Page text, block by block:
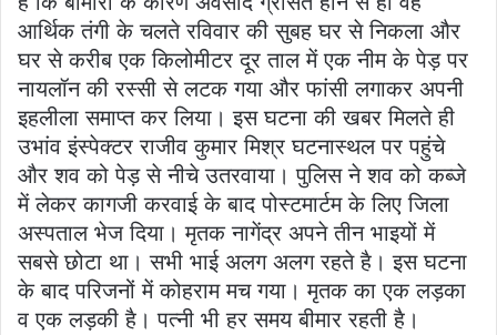
आर्थिक तंगी के चलते रविवार की सुबह घर से निकला और
घर से करीब एक किलोमीटर दूर ताल में एक नीम के पेड़ पर
नायलॉन की रस्सी से लटक गया और फांसी लगाकर अपनी
इहलीला समाप्त कर लिया। इस घटना की खबर मिलते ही
उभांव इंस्पेक्टर राजीव कुमार मिश्र घटनास्थल पर पहुंचे
और शव को पेड़ से नीचे उतरवाया। पुलिस ने शव को कब्जे
में लेकर कागजी करवाई के बाद पोस्टमार्टम के लिए जिला
अस्पताल भेज दिया। मृतक नागेंद्र अपने तीन भाइयों में
सबसे छोटा था। सभी भाई अलग अलग रहते है। इस घटना
के बाद परिजनों में कोहराम मच गया। मृतक का एक लड़का
व एक लड़की है। पत्नी भी हर समय बीमार रहती है।